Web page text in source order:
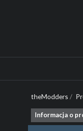
theModders /
Informacja o